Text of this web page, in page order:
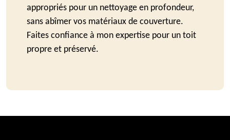
appropriés pour un nettoyage en profondeur,
sans abîmer vos matériaux de couverture.
Faites confiance à mon expertise pour un toit
propre et préservé.